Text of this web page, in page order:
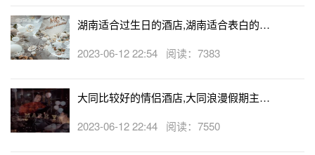
湖南适合过生日的酒店,湖南适合表白的酒
2023-06-12 22:54 阅读：7383
大同比较好的情侣酒店,大同浪漫假期主题
2023-06-12 22:44 阅读：7550